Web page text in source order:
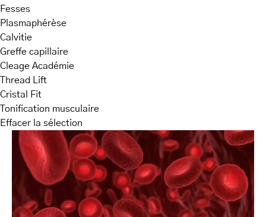
Fesses
Plasmaphérèse
Calvitie
Greffe capillaire
Cleage Académie
Thread Lift
Cristal Fit
Tonification musculaire
Effacer la sélection